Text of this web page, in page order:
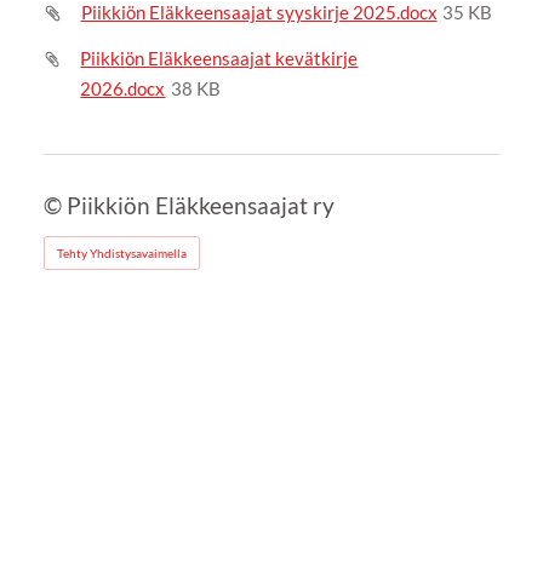
Piikkiön Eläkkeensaajat syyskirje 2025.docx 35 KB
Piikkiön Eläkkeensaajat kevätkirje
2026.docx 38 KB
© Piikkiön Eläkkeensaajat ry
Tehty Yhdistysavaimella